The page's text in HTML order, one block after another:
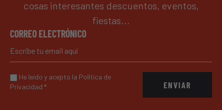
cosas interesantes descuentos, eventos,
fiestas...
CORREO ELECTRÓNICO
ENVIAR
He leído y acepto la Política de
Privacidad *